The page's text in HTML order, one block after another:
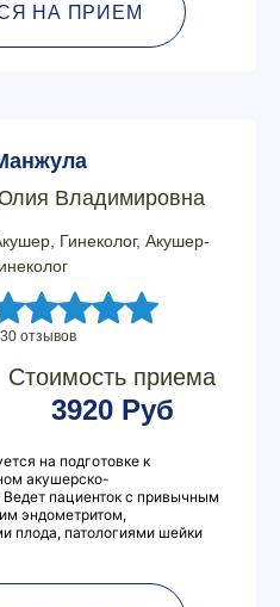
НА ПРИЕМ
Владимировна
Гинеколог, Акушер-
отзывов
Стоимость приема
3920 Руб
на подготовке к
акушерско-
пациенток с привычным
эндометритом,
плода, патологиями шейки